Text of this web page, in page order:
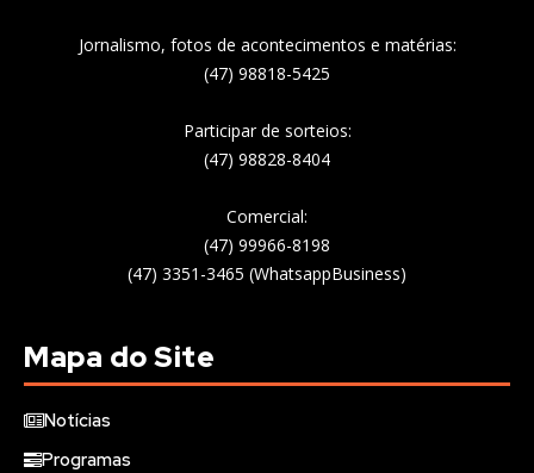
Jornalismo, fotos de acontecimentos e matérias:
(47) 98818-5425
Participar de sorteios:
(47) 98828-8404
Comercial:
(47) 99966-8198
(47) 3351-3465 (WhatsappBusiness)
Mapa do Site
Notícias
Programas